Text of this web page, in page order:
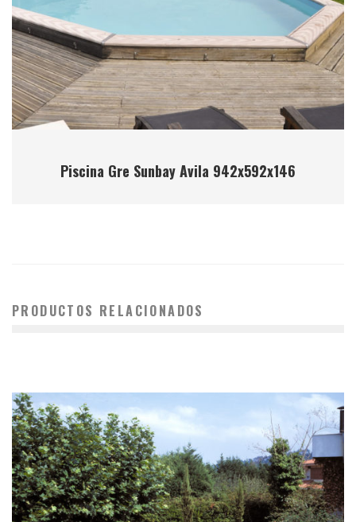
Piscina Gre Sunbay Avila 942x592x146
PRODUCTOS RELACIONADOS